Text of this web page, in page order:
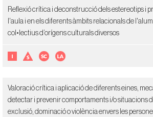
Reflexió crítica i deconstrucció dels estereotips i
l'aula i en els diferents àmbits relacionals de
col•lectius d’orígens culturals diversos
Valoració crítica i aplicació de diferents eines,
detectar i prevenir comportaments i/o situacions
exclusió, dominació o violència envers les